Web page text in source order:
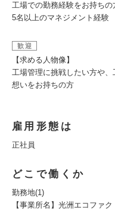
工場での勤務経験をお持ちの
5名以上のマネジメント経験
歓迎
【求める人物像】
工場管理に挑戦したい方や
想いをお持ちの方
雇用形態は
正社員
どこで働くか
勤務地(1)
【事業所名】光洲エコファ